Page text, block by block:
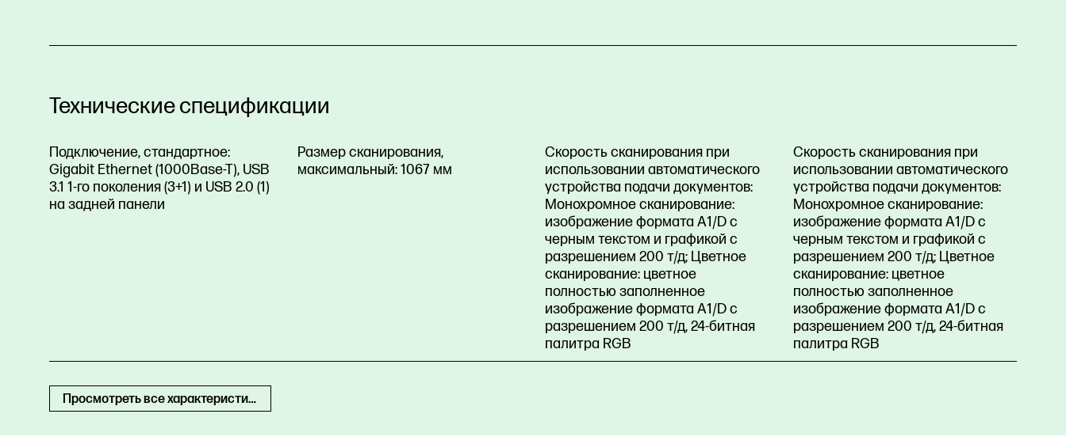
Технические спецификации
Подключение, стандартное:
Gigabit Ethernet (1000Base-T), USB
3.1 1-го поколения (3+1) и USB 2.0 (1)
на задней панели
Размер сканирования,
максимальный:1067 мм
Скорость сканирования при
использовании автоматического
устройства подачи документов:
Монохромное сканирование:
изображение формата A1/D с
черным текстом и графикой с
разрешением 200 т/д; Цветное
сканирование: цветное
полностью заполненное
изображение формата A1/D с
разрешением 200 т/д, 24-битная
палитра RGB
Скорость сканирования при
использовании автоматического
устройства подачи документов:
Монохромное сканирование:
изображение формата A1/D с
черным текстом и графикой с
разрешением 200 т/д; Цветное
сканирование: цветное
полностью заполненное
изображение формата A1/D с
разрешением 200 т/д, 24-битная
палитра RGB
Просмотреть все характеристики